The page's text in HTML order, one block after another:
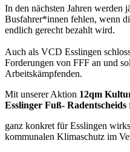
In den nächsten Jahren werden
Busfahrer*innen fehlen, wenn
endlich gerecht bezahlt wird.
Auch als VCD Esslingen
Forderungen von FFF an und
Arbeitskämpfenden.
Mit unserer Aktion 12qm
Esslinger Fuß- Radentscheids
ganz konkret für Esslingen
kommunalen Klimaschutz im